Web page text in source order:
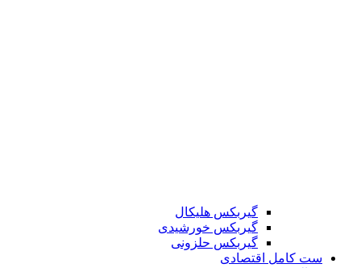
گیربکس هلیکال
گیربکس خورشیدی
گیربکس حلزونی
ست کامل اقتصادی